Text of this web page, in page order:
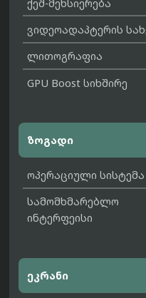
ქეშ-მეხსიერება
ვიდეოადაპტერის
ლითოგრაფია
GPU Boost სიხშირე
ზოგადი
ოპერაციული სისტემა
სამომხმარებლო
ინტერფეისი
ეკრანი